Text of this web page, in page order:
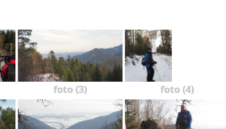
foto (3) foto (4)